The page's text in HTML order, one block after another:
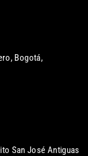
Bogotá,
San José Antiguas